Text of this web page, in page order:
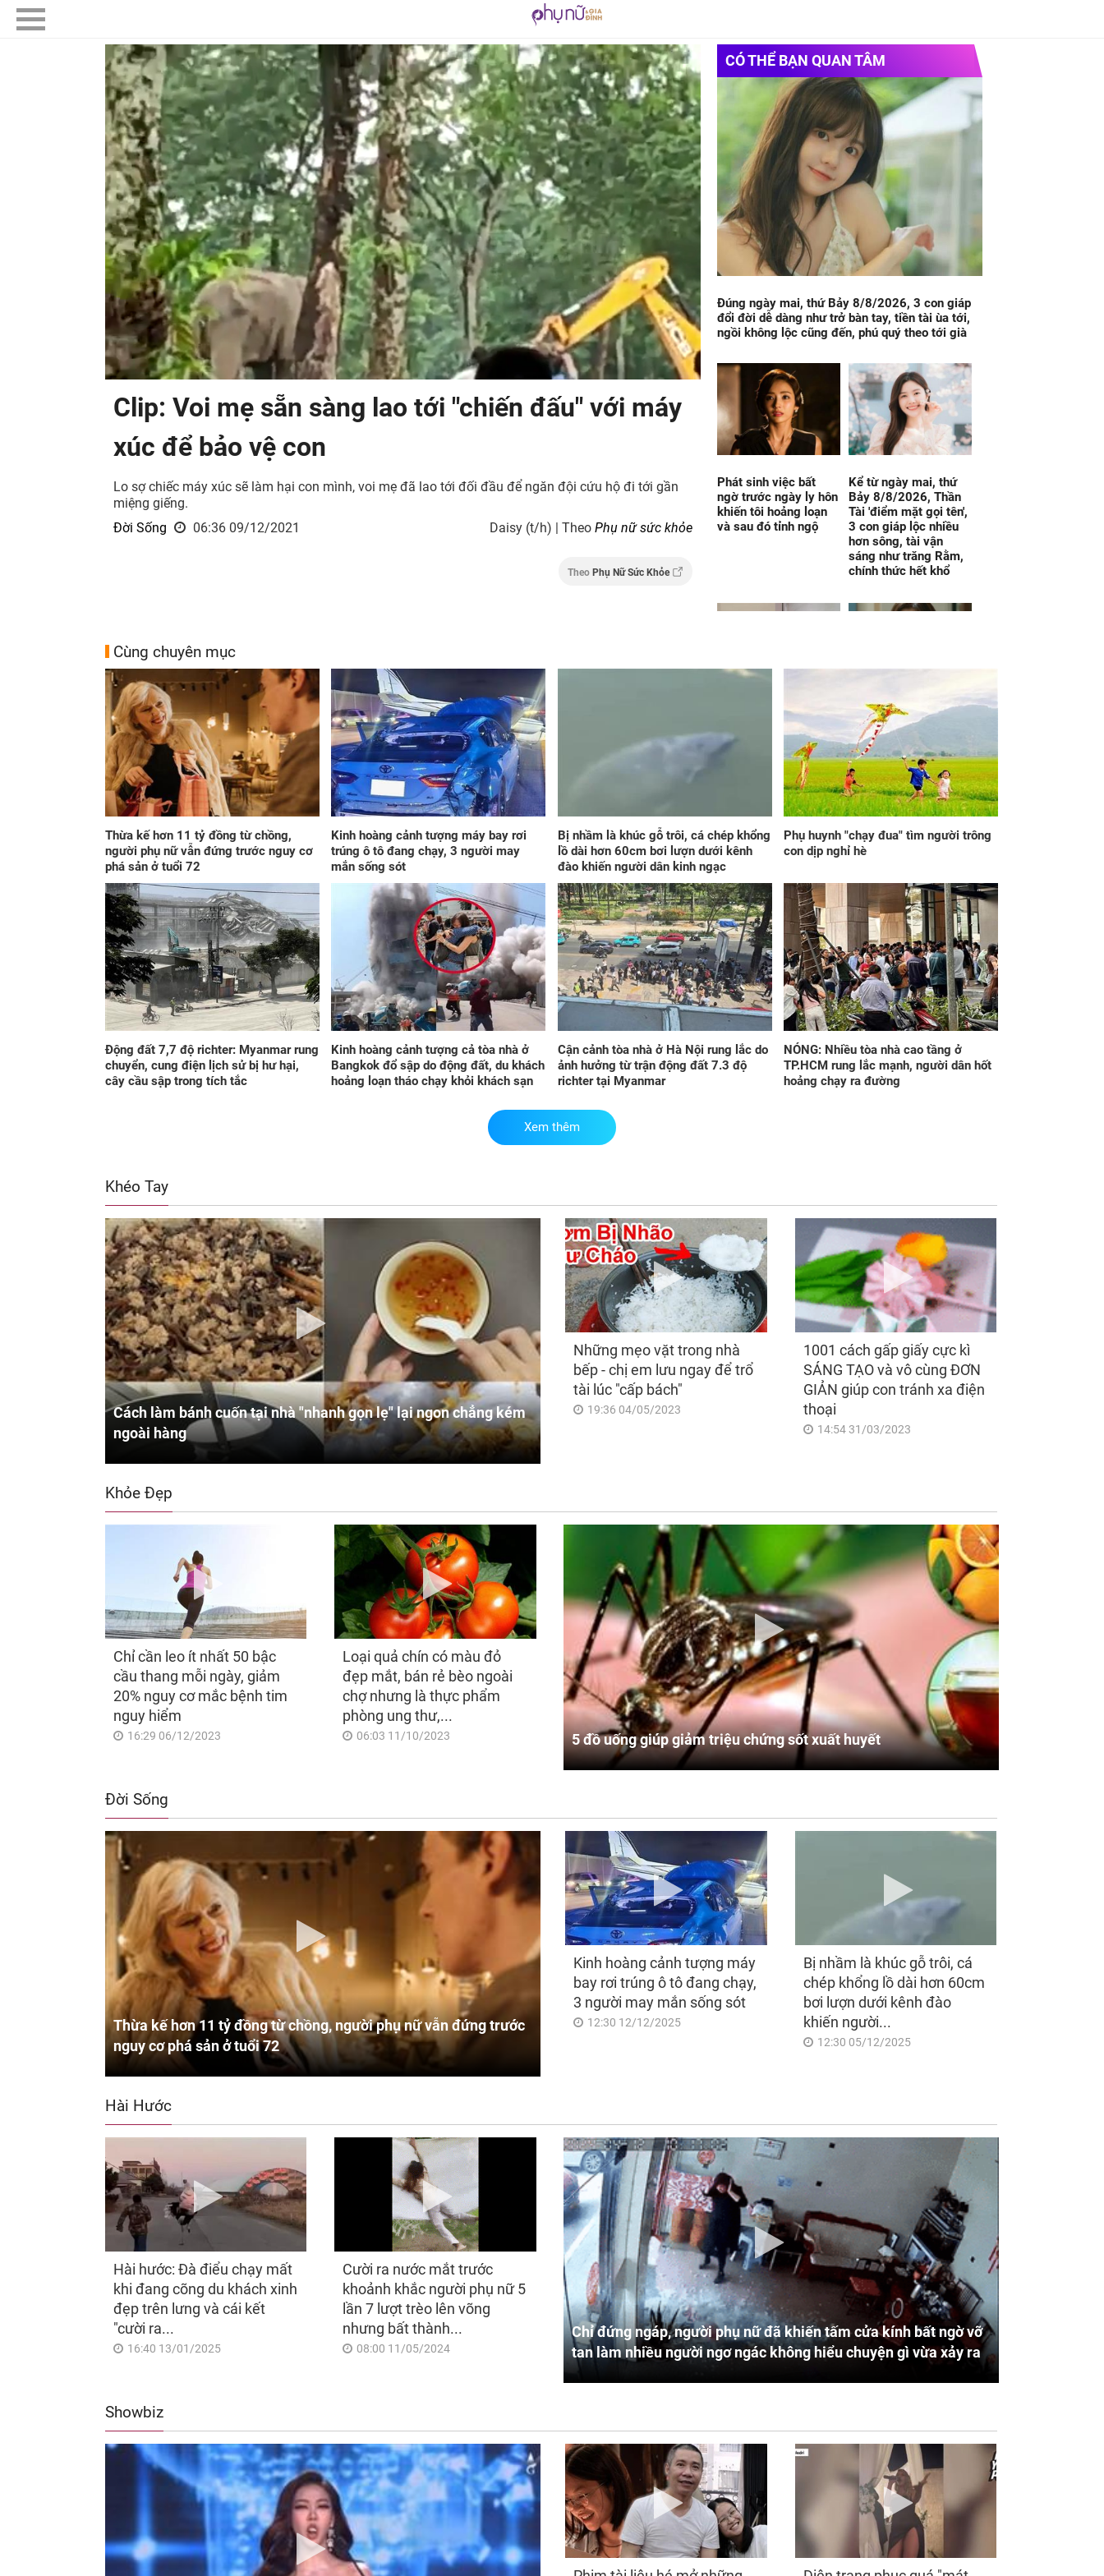
Clip: Voi mẹ sẵn sàng lao tới "chiến đấu" với máy
xúc để bảo vệ con
Lo sợ chiếc máy xúc sẽ làm hại con mình, voi mẹ đã lao tới đối đầu để ngăn đội cứu hộ đi tới gần
miệng giếng.
Đời Sống
06:36 09/12/2021 Daisy (t/h) | TheoPhụ nữ sức khỏe
TheoPhụ Nữ Sức Khỏe
CÓ THỂ BẠN QUAN TÂM
Đúng ngày mai, thứ Bảy 8/8/2026, 3 con giáp
đổi đời dễ dàng như trở bàn tay, tiền tài ùa tới,
ngồi không lộc cũng đến, phú quý theo tới già
Phát sinh việc bất
ngờ trước ngày ly hôn
khiến tôi hoảng loạn
và sau đó tỉnh ngộ
Kể từ ngày mai, thứ
Bảy 8/8/2026, Thần
Tài 'điểm mặt gọi tên',
3 con giáp lộc nhiều
hơn sông, tài vận
sáng như trăng Rằm,
chính thức hết khổ
Xét nghiệm để kiểm
tra máu tương thích
với con, chồng nghẹn
ngào tiết lộ bí mật
Lấy nhầm chồng rồi
trở thành trụ cột gia
đình, tôi rút ra bài học
về hôn nhân
Đúng 7h30 ngày mai,
thứ Bảy 8/8/2026, 3
con giáp 'ngửa đầu
đón quý nhân, cúi đầu
hốt tài lộc', giàu sang
bất chấp, tình duyên
viên mãn
Thần Tài mở cửa sau
ngày 7/8/2026, 3 con
giáp ra đường 'đụng
trúng hố vàng', mỏi
tay đếm tiền, giàu nứt
đố đổ vách
đổi đời Phú Quý, ung
dung có của đầy nhà,
ngày càng hưng thịnh
sung túc
'thu về như nước', tình
duyên viên mãn sau
ngày 7/8/2026
Cùng chuyên mục
Thừa kế hơn 11 tỷ đồng từ chồng,
người phụ nữ vẫn đứng trước nguy cơ
phá sản ở tuổi 72
Kinh hoàng cảnh tượng máy bay rơi
trúng ô tô đang chạy, 3 người may
mắn sống sót
Bị nhầm là khúc gỗ trôi, cá chép khổng
lồ dài hơn 60cm bơi lượn dưới kênh
đào khiến người dân kinh ngạc
Phụ huynh "chạy đua" tìm người trông
con dịp nghỉ hè
Động đất 7,7 độ richter: Myanmar rung
chuyển, cung điện lịch sử bị hư hại,
cây cầu sập trong tích tắc
Kinh hoàng cảnh tượng cả tòa nhà ở
Bangkok đổ sập do động đất, du khách
hoảng loạn tháo chạy khỏi khách sạn
Cận cảnh tòa nhà ở Hà Nội rung lắc do
ảnh hưởng từ trận động đất 7.3 độ
richter tại Myanmar
NÓNG: Nhiều tòa nhà cao tầng ở
TP.HCM rung lắc mạnh, người dân hốt
hoảng chạy ra đường
Xem thêm
Khéo Tay
Cách làm bánh cuốn tại nhà "nhanh gọn lẹ" lại ngon chẳng kém
ngoài hàng
Những mẹo vặt trong nhà
bếp - chị em lưu ngay để trổ
tài lúc "cấp bách"
19:36 04/05/2023
1001 cách gấp giấy cực kì
SÁNG TẠO và vô cùng ĐƠN
GIẢN giúp con tránh xa điện
thoại
14:54 31/03/2023
Khỏe Đẹp
Chỉ cần leo ít nhất 50 bậc
cầu thang mỗi ngày, giảm
20% nguy cơ mắc bệnh tim
nguy hiểm
16:29 06/12/2023
Loại quả chín có màu đỏ
đẹp mắt, bán rẻ bèo ngoài
chợ nhưng là thực phẩm
phòng ung thư,...
06:03 11/10/2023 5 đồ uống giúp giảm triệu chứng sốt xuất huyết
Đời Sống
Thừa kế hơn 11 tỷ đồng từ chồng, người phụ nữ vẫn đứng trước
nguy cơ phá sản ở tuổi 72
Kinh hoàng cảnh tượng máy
bay rơi trúng ô tô đang chạy,
3 người may mắn sống sót
12:30 12/12/2025
Bị nhầm là khúc gỗ trôi, cá
chép khổng lồ dài hơn 60cm
bơi lượn dưới kênh đào
khiến người...
12:30 05/12/2025
Hài Hước
Hài hước: Đà điểu chạy mất
khi đang cõng du khách xinh
đẹp trên lưng và cái kết
"cười ra...
16:40 13/01/2025
Cười ra nước mắt trước
khoảnh khắc người phụ nữ 5
lần 7 lượt trèo lên võng
nhưng bất thành...
08:00 11/05/2024
Chỉ đứng ngáp, người phụ nữ đã khiến tấm cửa kính bất ngờ vỡ
tan làm nhiều người ngơ ngác không hiểu chuyện gì vừa xảy ra
Showbiz